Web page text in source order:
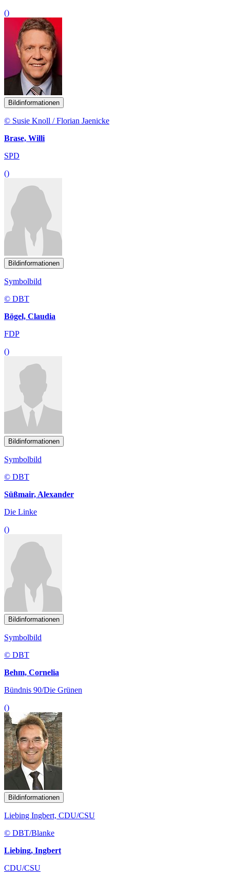
()
Bildinformationen
© Susie Knoll / Florian Jaenicke
Brase, Willi
SPD
()
Bildinformationen
Symbolbild
© DBT
Bögel, Claudia
FDP
()
Bildinformationen
Symbolbild
© DBT
Süßmair, Alexander
Die Linke
()
Bildinformationen
Symbolbild
© DBT
Behm, Cornelia
Bündnis 90/Die Grünen
()
Bildinformationen
Liebing Ingbert, CDU/CSU
© DBT/Blanke
Liebing, Ingbert
CDU/CSU